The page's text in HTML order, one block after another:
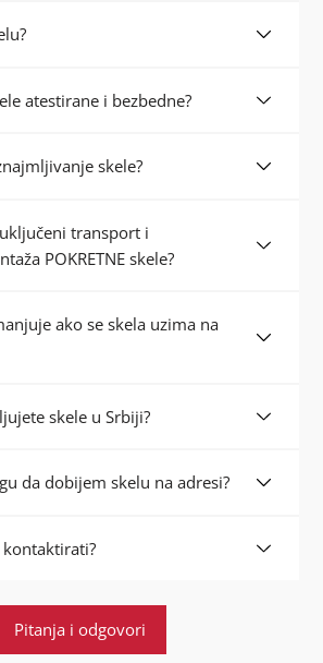
atestirane i bezbedne?
skele?
transport i
POKRETNE skele?
ako se skela uzima na
skele u Srbiji?
da dobijem skelu na adresi?
kontaktirati?
Pitanja i odgovori